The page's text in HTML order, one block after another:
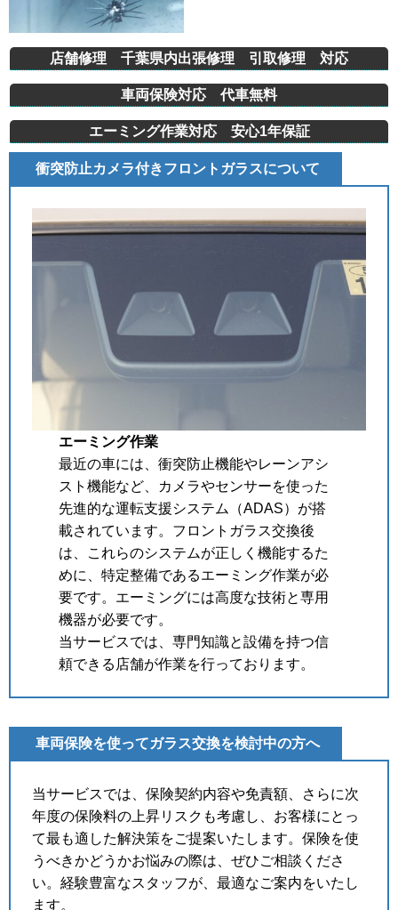
店舗修理 千葉県内出張修理 引取修理 対応
車両保険対応 代車無料
エーミング作業対応 安心1年保証
衝突防止カメラ付きフロントガラスについて
エーミング作業
最近の車には、衝突防止機能やレーンアシ
スト機能など、カメラやセンサーを使った
先進的な運転支援システム（ADAS）が搭
載されています。フロントガラス交換後
は、これらのシステムが正しく機能するた
めに、特定整備であるエーミング作業が必
要です。エーミングには高度な技術と専用
機器が必要です。
当サービスでは、専門知識と設備を持つ信
頼できる店舗が作業を行っております。
車両保険を使ってガラス交換を検討中の方へ
当サービスでは、保険契約内容や免責額、さらに次
年度の保険料の上昇リスクも考慮し、お客様にとっ
て最も適した解決策をご提案いたします。保険を使
うべきかどうかお悩みの際は、ぜひご相談くださ
い。経験豊富なスタッフが、最適なご案内をいたし
ます。